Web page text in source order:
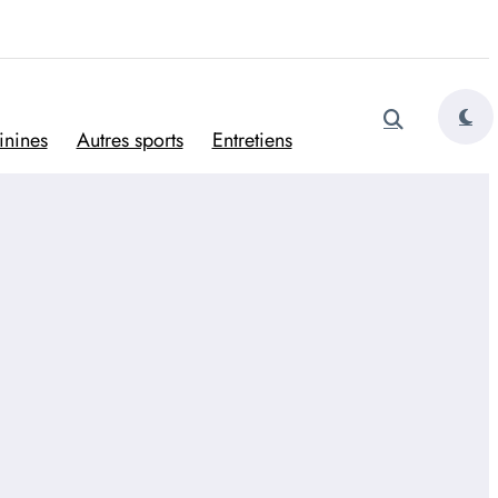
Autres sports Entretiens